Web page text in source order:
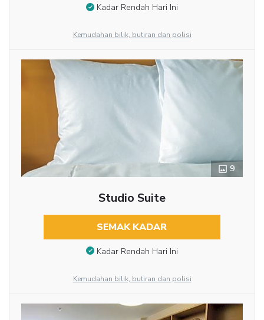
Kadar Rendah Hari Ini
Kemudahan bilik, butiran dan polisi
9
Studio Suite
SEMAK KADAR
Kadar Rendah Hari Ini
Kemudahan bilik, butiran dan polisi